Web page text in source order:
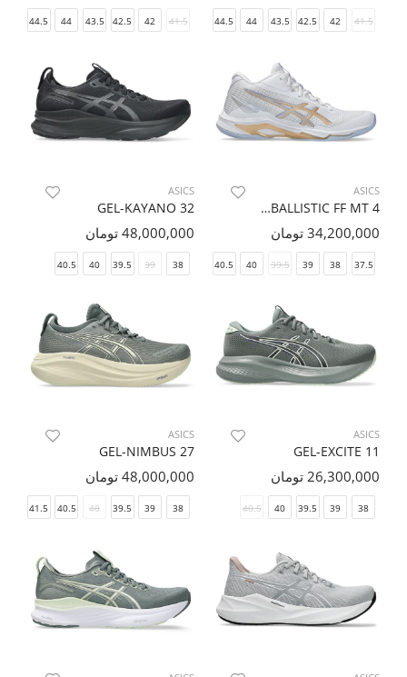
41.5
42
42.5
43.5
44
44.5
46
46.5 41.5
42
42.5
43.5
44
44.5
ASICS
NETBURNER BALLISTIC FF MT 4
34,200,000 تومان
37.5
38
39
39.5
40
40.5
42
ASICS
GEL-KAYANO 32
48,000,000 تومان
38
39
39.5
40
40.5
ASICS
GEL-EXCITE 11
26,300,000 تومان
38
39
39.5
40
40.5
ASICS
GEL-NIMBUS 27
48,000,000 تومان
38
39
39.5
40
40.5
41.5